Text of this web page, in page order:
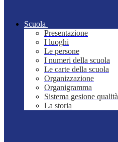
Scuola
Presentazione
I luoghi
Le persone
I numeri della scuola
Le carte della scuola
Organizzazione
Organigramma
Sistema gesione qualità
La storia